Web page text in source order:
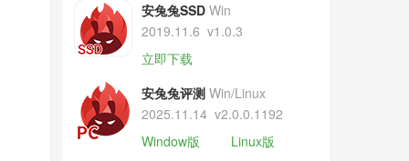
安兔兔SSD Win
2019.11.6 v1.0.3
立即下载
安兔兔评测 Win/Linux
2025.11.14 v2.0.0.1192
Window版
Linux版